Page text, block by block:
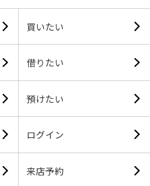
買いたい
借りたい
預けたい
ログイン
来店予約